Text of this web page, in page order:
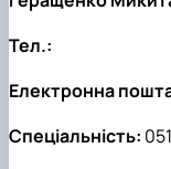
Тел.:
Електронна
Спеціальність: